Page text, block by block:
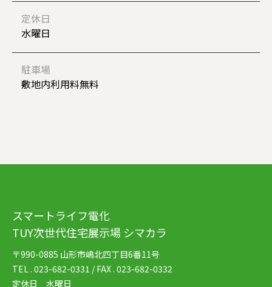
定休日
水曜日
駐車場
敷地内利用料無料
スマートライフ電化
TUY次世代住宅展示場 シマカラ
〒990-0885 山形市嶋北四丁目6番11号
TEL . 023-682-0331 / FAX . 023-682-0332
定休日 水曜日